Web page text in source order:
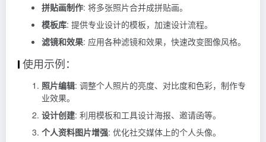
拼贴画制作: 将多张照片合并成拼贴画。
模板库: 提供专业设计的模板，加速设计流程。
滤镜和效果: 应用各种滤镜和效果，快速改变图像风格。
使用示例：
照片编辑: 调整个人照片的亮度、对比度和色彩，制作专
业效果。
设计创建: 利用模板和工具设计海报、邀请函等。
个人资料图片增强: 优化社交媒体上的个人头像。